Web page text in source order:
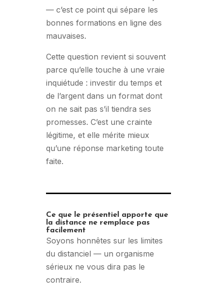
— c’est ce point qui sépare les
bonnes formations en ligne des
mauvaises.
Cette question revient si souvent
parce qu’elle touche à une vraie
inquiétude : investir du temps et
de l’argent dans un format dont
on ne sait pas s’il tiendra ses
promesses. C’est une crainte
légitime, et elle mérite mieux
qu’une réponse marketing toute
faite.
Ce que le présentiel apporte que
la distance ne remplace pas
facilement
Soyons honnêtes sur les limites
du distanciel — un organisme
sérieux ne vous dira pas le
contraire.